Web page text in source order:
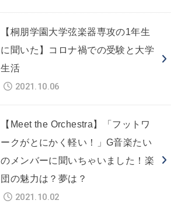
【桐朋学園大学弦楽器専攻の1年生
に聞いた】コロナ禍での受験と大学
生活
2021.10.06
【Meet the Orchestra】「フットワ
ークがとにかく軽い！」G音楽たい
のメンバーに聞いちゃいました！楽
団の魅力は？夢は？
2021.10.02